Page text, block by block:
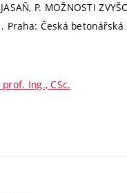
P. MOŽNOSTI
Praha: Česká
Ing., CSc.